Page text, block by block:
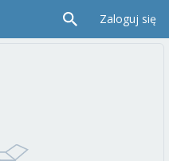
Zaloguj się